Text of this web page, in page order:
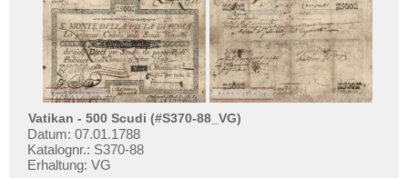
Ankauf
Erhaltungsgrade
Gratisbanknoten
FAQ
Mehr über...
Zahlungsbedingungen
Vatikan - 500 Scudi (#S370-88_VG)
Datum: 07.01.1788
Katalognr.: S370-88
Erhaltung: VG